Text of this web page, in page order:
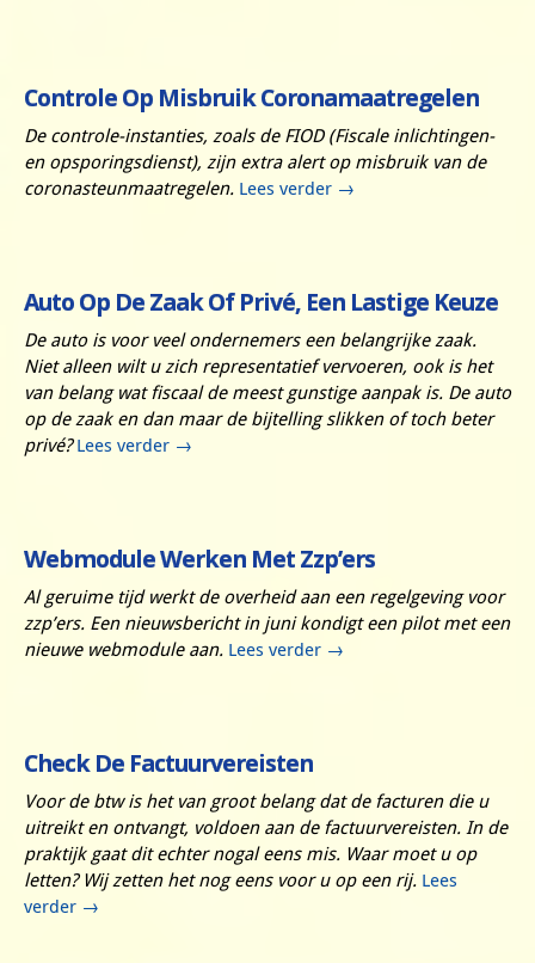
Controle Op Misbruik Coronamaatregelen
De controle-instanties, zoals de FIOD (Fiscale inlichtingen-
en opsporingsdienst), zijn extra alert op misbruik van de
coronasteunmaatregelen. Lees verder →
Auto Op De Zaak Of Privé, Een Lastige Keuze
De auto is voor veel ondernemers een belangrijke zaak.
Niet alleen wilt u zich representatief vervoeren, ook is het
van belang wat fiscaal de meest gunstige aanpak is. De auto
op de zaak en dan maar de bijtelling slikken of toch beter
privé? Lees verder →
Webmodule Werken Met Zzp’ers
Al geruime tijd werkt de overheid aan een regelgeving voor
zzp’ers. Een nieuwsbericht in juni kondigt een pilot met een
nieuwe webmodule aan. Lees verder →
Check De Factuurvereisten
Voor de btw is het van groot belang dat de facturen die u
uitreikt en ontvangt, voldoen aan de factuurvereisten. In de
praktijk gaat dit echter nogal eens mis. Waar moet u op
letten? Wij zetten het nog eens voor u op een rij. Lees
verder →